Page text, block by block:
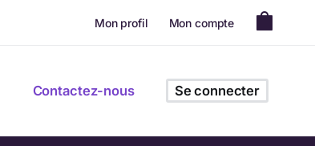
Mon profil Mon compte
Contactez-nous Se connecter